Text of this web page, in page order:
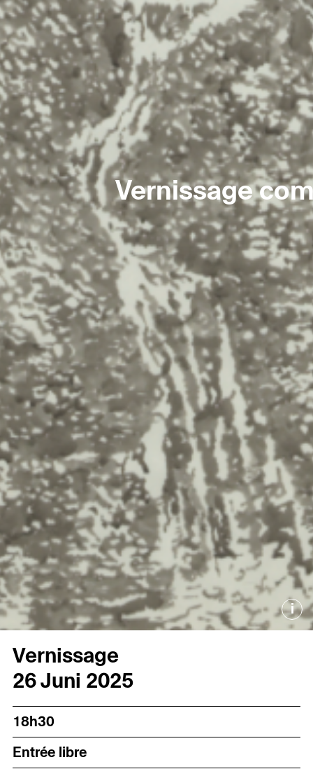
Vernissage
i
Vernissage
26 Juni 2025
18h30
Entrée libre